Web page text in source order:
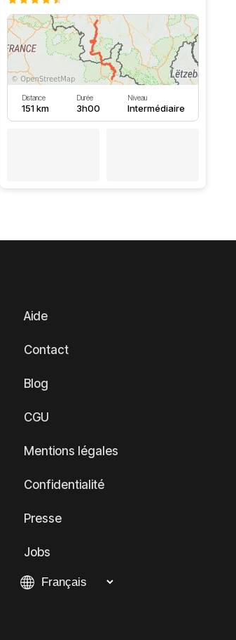
Distance
151 km
Durée
3h00
Niveau
Intermédiaire
Aide
Contact
Blog
CGU
Mentions légales
Confidentialité
Presse
Jobs